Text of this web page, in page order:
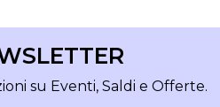
su Eventi, Saldi e Offerte.